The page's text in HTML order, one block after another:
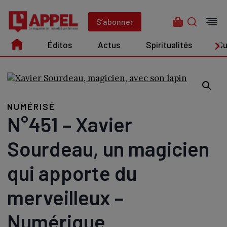
contenu
S’abonner
Édito Actus Spiritualités Culture
Éditos Actus Spiritualités
NUMÉRISÉ
N°451 – Xavier
Sourdeau, un magicien
qui apporte du
merveilleux –
Numérique